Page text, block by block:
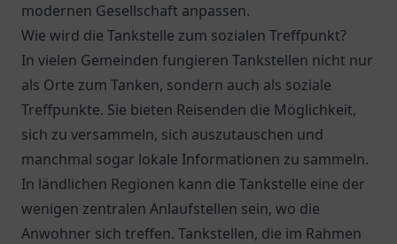
modernen Gesellschaft anpassen.
Wie wird die Tankstelle zum sozialen Treffpunkt?
In vielen Gemeinden fungieren Tankstellen nicht nur
als Orte zum Tanken, sondern auch als soziale
Treffpunkte. Sie bieten Reisenden die Möglichkeit,
sich zu versammeln, sich auszutauschen und
manchmal sogar lokale Informationen zu sammeln.
In ländlichen Regionen kann die Tankstelle eine der
wenigen zentralen Anlaufstellen sein, wo die
Anwohner sich treffen. Tankstellen, die im Rahmen